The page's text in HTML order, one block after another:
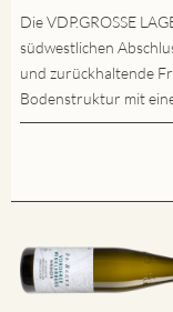
Die VDP.GROSSE
südwestlichen
und zurückhaltende
Bodenstruktur mit